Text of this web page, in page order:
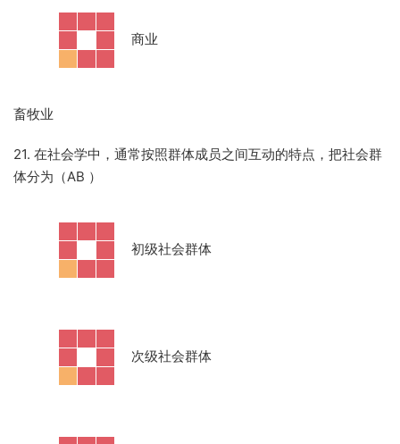
商业
畜牧业
21. 在社会学中，通常按照群体成员之间互动的特点，把社会群
体分为（AB ）
初级社会群体
次级社会群体